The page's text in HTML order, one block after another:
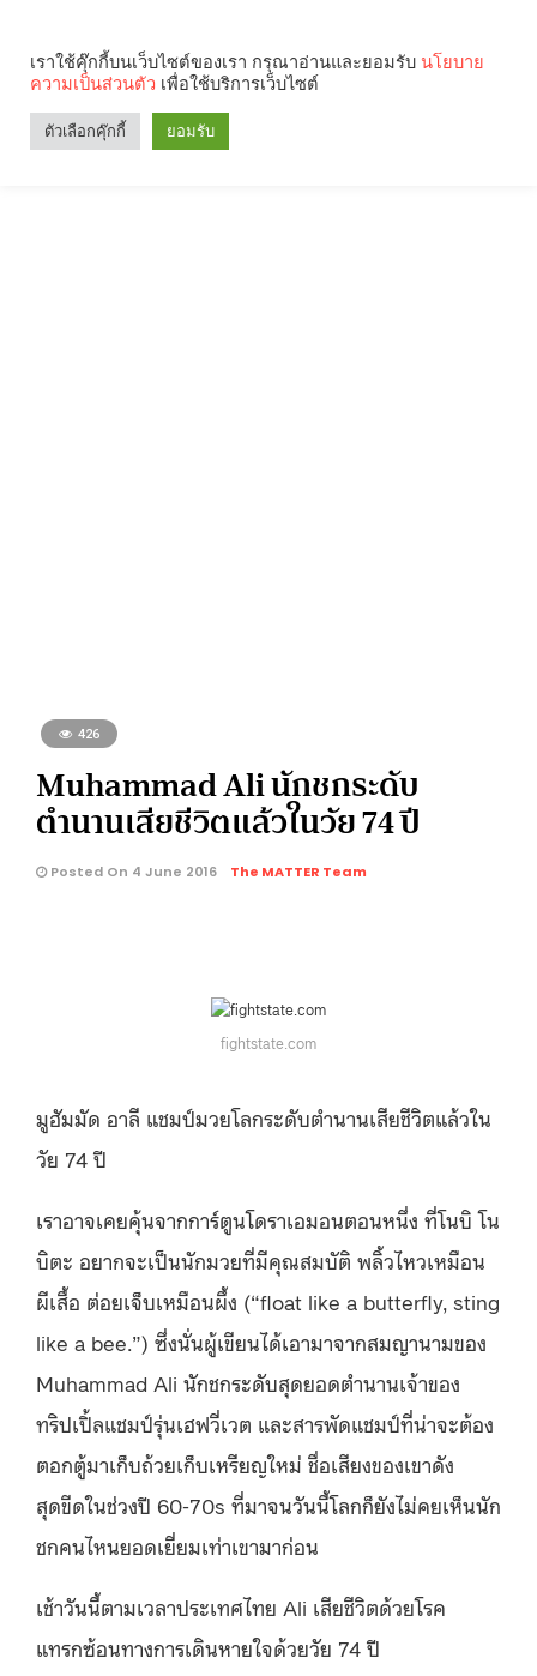
426
Muhammad Ali นักชกระดับ
ตำนานเสียชีวิตแล้วในวัย 74 ปี
Posted On 4 June 2016 The MATTER Team
fightstate.com
มูฮัมมัด อาลี แชมป์มวยโลกระดับตำนานเสียชีวิตแล้วใน
วัย 74 ปี
เราอาจเคยคุ้นจากการ์ตูนโดราเอมอนตอนหนึ่ง ที่โนบิ โน
บิตะ อยากจะเป็นนักมวยที่มีคุณสมบัติ พลิ้วไหวเหมือน
ผีเสื้อ ต่อยเจ็บเหมือนผึ้ง (“float like a butterfly, sting
like a bee.”) ซึ่งนั่นผู้เขียนได้เอามาจากสมญานามของ
Muhammad Ali นักชกระดับสุดยอดตำนานเจ้าของ
ทริปเปิ้ลแชมป์รุ่นเฮฟวี่เวต และสารพัดแชมป์ที่น่าจะต้อง
ตอกตู้มาเก็บถ้วยเก็บเหรียญใหม่ ชื่อเสียงของเขาดัง
สุดขีดในช่วงปี 60-70s ที่มาจนวันนี้โลกก็ยังไม่คยเห็นนัก
ชกคนไหนยอดเยี่ยมเท่าเขามาก่อน
เช้าวันนี้ตามเวลาประเทศไทย Ali เสียชีวิตด้วยโรค
แทรกซ้อนทางการเดินหายใจด้วยวัย 74 ปี
เราใช้คุ๊กกี้บนเว็บไซต์ของเรา กรุณาอ่านและยอมรับ นโยบาย
ความเป็นส่วนตัว เพื่อใช้บริการเว็บไซต์
ตัวเลือกคุ๊กกี้ ยอมรับ